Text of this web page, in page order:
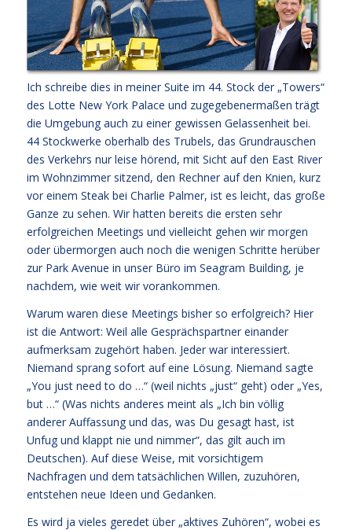
Ich schreibe dies in meiner Suite im 44. Stock der „Towers“
des Lotte New York Palace und zugegebenermaßen trägt
die Umgebung auch zu einer gewissen Gelassenheit bei.
44 Stockwerke oberhalb des Trubels, das Grundrauschen
des Verkehrs nur leise hörend, mit Sicht auf den East River
im Wohnzimmer sitzend, den Rechner auf den Knien, kurz
vor einem Steak bei Charlie Palmer, ist es leicht, das große
Ganze zu sehen. Wir hatten bereits die ersten sehr
erfolgreichen Meetings und vielleicht gehen wir morgen
oder übermorgen auch noch die wenigen Schritte herüber
zur Park Avenue in unser Büro im Seagram Building, je
nachdem, wie weit wir vorankommen.
Warum waren diese Meetings bisher so erfolgreich? Hier
ist die Antwort: Weil alle Gesprächspartner einander
aufmerksam zugehört haben. Jeder war interessiert.
Niemand sprang sofort auf eine Lösung. Niemand sagte
„You just need to do …“ (weil nichts „just“ geht) oder „Yes,
but …“ (Was nichts anderes meint als „Ich bin völlig
anderer Auffassung und das, was Du gesagt hast, ist
Unfug und klappt nie und nimmer“, das gilt auch im
Deutschen). Auf diese Weise, mit vorsichtigem
Nachfragen und dem tatsächlichen Willen, zuzuhören,
entstehen neue Ideen und Gedanken.
Es wird ja vieles geredet über „aktives Zuhören“, wobei es